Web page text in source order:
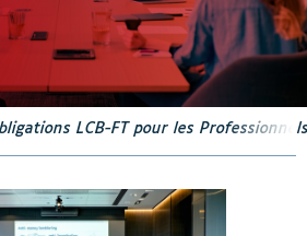
LCB-FT pour les